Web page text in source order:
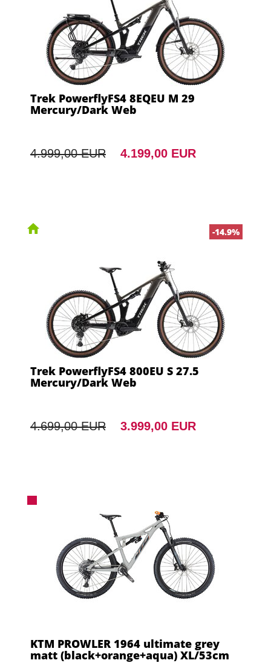
Trek PowerflyFS4 8EQEU M 29
Mercury/Dark Web
4.999,00 EUR 4.199,00 EUR
-14.9%
Trek PowerflyFS4 800EU S 27.5
Mercury/Dark Web
4.699,00 EUR 3.999,00 EUR
KTM PROWLER 1964 ultimate grey
matt (black+orange+aqua) XL/53cm